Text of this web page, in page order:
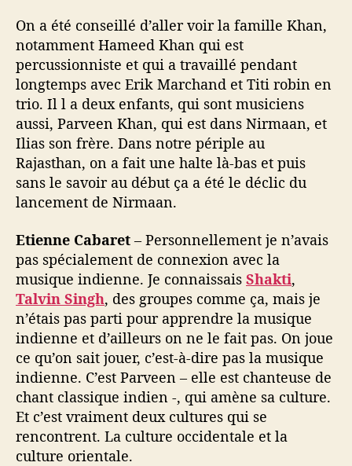
On a été conseillé d’aller voir la famille Khan,
notamment Hameed Khan qui est
percussionniste et qui a travaillé pendant
longtemps avec Erik Marchand et Titi robin en
trio. Il l a deux enfants, qui sont musiciens
aussi, Parveen Khan, qui est dans Nirmaan, et
Ilias son frère. Dans notre périple au
Rajasthan, on a fait une halte là-bas et puis
sans le savoir au début ça a été le déclic du
lancement de Nirmaan.
Etienne Cabaret – Personnellement je n’avais
pas spécialement de connexion avec la
musique indienne. Je connaissais Shakti,
Talvin Singh, des groupes comme ça, mais je
n’étais pas parti pour apprendre la musique
indienne et d’ailleurs on ne le fait pas. On joue
ce qu’on sait jouer, c’est-à-dire pas la musique
indienne. C’est Parveen – elle est chanteuse de
chant classique indien -, qui amène sa culture.
Et c’est vraiment deux cultures qui se
rencontrent. La culture occidentale et la
culture orientale.